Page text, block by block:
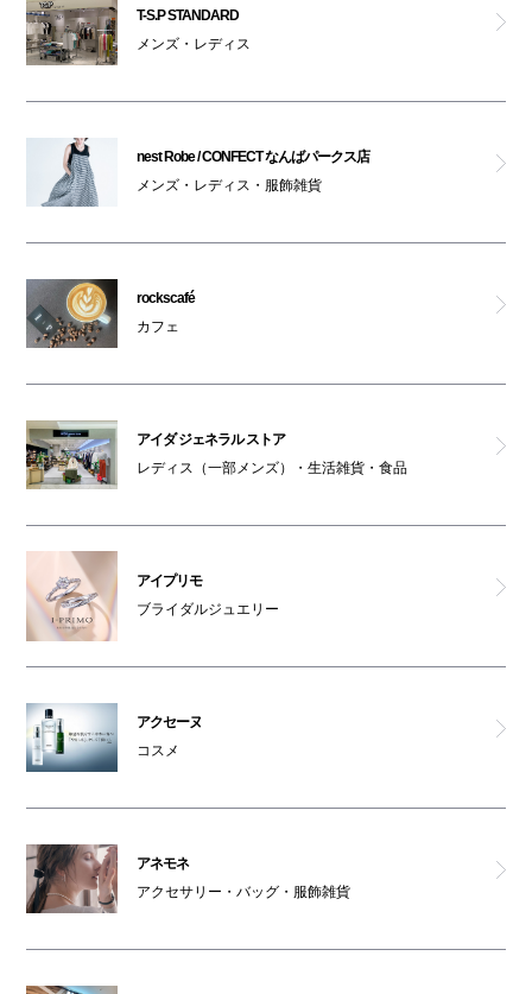
シュガーソルト
ユナイテッドアローズ グリーンレーベル リラクシング
ザリトルブルックリンアットダイカンヤマ
ティグル ブロカンテ
オリヒカ（ランドマーク）
T-S.P STANDARD
メンズ・レディス
nest Robe / CONFECT なんばパークス店
メンズ・レディス・服飾雑貨
rockscafé
カフェ
アイダ ジェネラル ストア
レディス（一部メンズ）・生活雑貨・食品
アイプリモ
ブライダルジュエリー
アクセーヌ
コスメ
アネモネ
アクセサリー・バッグ・服飾雑貨